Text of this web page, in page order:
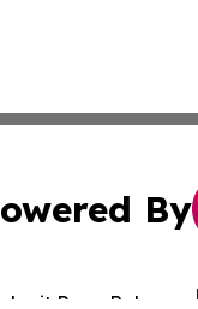
By
Press Release